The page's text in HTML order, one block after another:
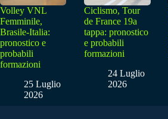
Volley VNL
Femminile,
Brasile-Italia:
pronostico e
probabili
formazioni
25 Luglio
2026
Ciclismo, Tour
de France 19a
tappa: pronostico
e probabili
formazioni
24 Luglio
2026